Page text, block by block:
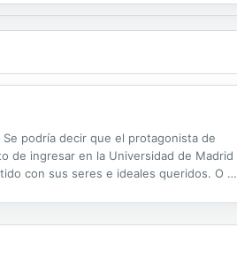
podría decir que el protagonista de
de ingresar en la Universidad de Madrid
con sus seres e ideales queridos. O la